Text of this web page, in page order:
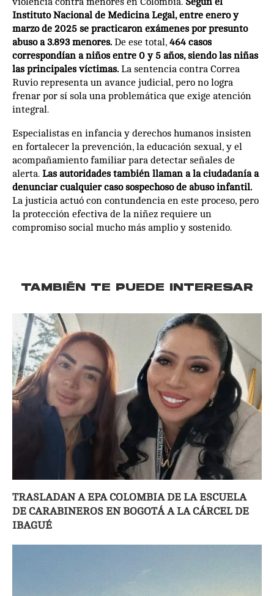
Instituto Nacional de Medicina Legal, entre enero y
marzo de 2025 se practicaron exámenes por presunto
abuso a 3.893 menores. De ese total, 464 casos
correspondían a niños entre 0 y 5 años, siendo las niñas
las principales víctimas. La sentencia contra Correa
Ruvio representa un avance judicial, pero no logra
frenar por sí sola una problemática que exige atención
integral.
Especialistas en infancia y derechos humanos insisten
en fortalecer la prevención, la educación sexual, y el
acompañamiento familiar para detectar señales de
alerta. Las autoridades también llaman a la ciudadanía a
denunciar cualquier caso sospechoso de abuso infantil.
La justicia actuó con contundencia en este proceso, pero
la protección efectiva de la niñez requiere un
compromiso social mucho más amplio y sostenido.
TAMBIÉN TE PUEDE INTERESAR
TRASLADAN A EPA COLOMBIA DE LA ESCUELA
DE CARABINEROS EN BOGOTÁ A LA CÁRCEL DE
IBAGUÉ